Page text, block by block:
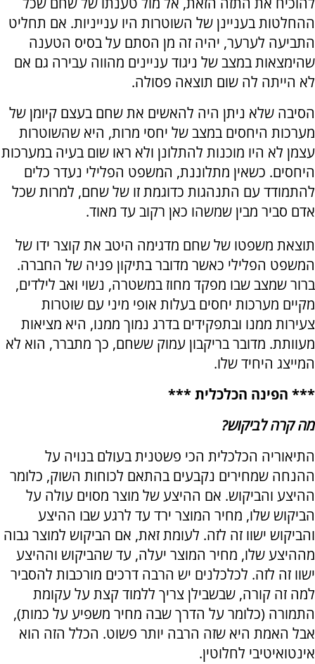
ההחלטות בעניינן של השוטרות היו ענייניות. אם תחליט
התביעה לערער, יהיה זה מן הסתם על בסיס הטענה
שהימצאות במצב של ניגוד עניינים מהווה עבירה גם אם
לא הייתה לה שום תוצאה פסולה.
הסיבה שלא ניתן היה להאשים את שחם בעצם קיומן של
מערכות היחסים במצב של יחסי מרות, היא שהשוטרות
עצמן לא היו מוכנות להתלונן ולא ראו שום בעיה במערכות
היחסים. כשאין מתלוננת, המשפט הפלילי נעדר כלים
להתמודד עם התנהגות כדוגמת זו של שחם, למרות שכל
אדם סביר מבין שמשהו כאן רקוב עד מאוד.
תוצאת משפטו של שחם מדגימה היטב את קוצר ידו של
המשפט הפלילי כאשר מדובר בתיקון פניה של החברה.
ברור שמצב שבו מפקד מחוז במשטרה, נשוי ואב לילדים,
מקיים מערכות יחסים בעלות אופי מיני עם שוטרות
צעירות ממנו ובתפקידים בדרג נמוך ממנו, היא מציאות
מעוותת. מדובר בריקבון עמוק ששחם, כך מתברר, הוא לא
המייצג היחיד שלו.
*** הפינה הכלכלית ***
מה קרה לביקוש?
התיאוריה הכלכלית הכי פשטנית בעולם בנויה על
ההנחה שמחירים נקבעים בהתאם לכוחות השוק, כלומר
ההיצע והביקוש. אם ההיצע של מוצר מסוים עולה על
הביקוש שלו, מחיר המוצר ירד עד לרגע שבו ההיצע
והביקוש ישוו זה לזה. לעומת זאת, אם הביקוש למוצר גבוה
מההיצע שלו, מחיר המוצר יעלה, עד שהביקוש וההיצע
ישוו זה לזה. לכלכלנים יש הרבה דרכים מורכבות להסביר
למה זה קורה, שבשבילן צריך ללמוד קצת על עקומת
התמורה (כלומר על הדרך שבה מחיר משפיע על כמות),
אבל האמת היא שזה הרבה יותר פשוט. הכלל הזה הוא
אינטואיטיבי לחלוטין.